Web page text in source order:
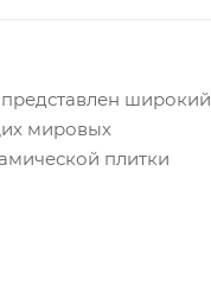
широкий
мировых
плитки